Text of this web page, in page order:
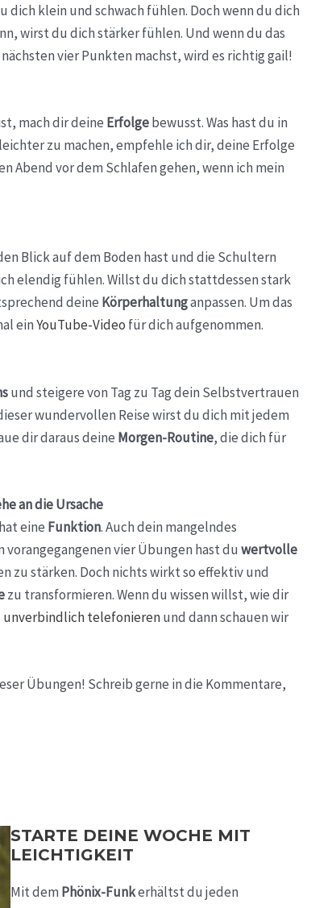
dich klein und schwach fühlen. Doch wenn du dich
wirst du dich stärker fühlen. Und wenn du das
vier Punkten machst, wird es richtig gail!
mach dir deine Erfolgebewusst. Was hast du in
zu machen, empfehle ich dir, deine Erfolge
Abend vor dem Schlafen gehen, wenn ich mein
Blick auf dem Boden hast und die Schultern
elendig fühlen. Willst du dich stattdessen stark
deine Körperhaltunganpassen. Um das
einYouTube-Video für dich aufgenommen.
und steigere von Tag zu Tag dein Selbstvertrauen
wundervollen Reise wirst du dich mit jedem
dir daraus deine Morgen-Routine, die dich für
an die Ursache
eine Funktion. Auch dein mangelndes
vier Übungen hast du wertvolle
zu stärken. Doch nichts wirkt so effektiv und
zu transformieren. Wenn du wissen willst, wie dir
unverbindlich telefonierenund dann schauen wir
Übungen! Schreib gerne in die Kommentare,
STARTE DEINE WOCHE MIT
LEICHTIGKEIT
Mit dem Phönix-Funkerhältst du jeden